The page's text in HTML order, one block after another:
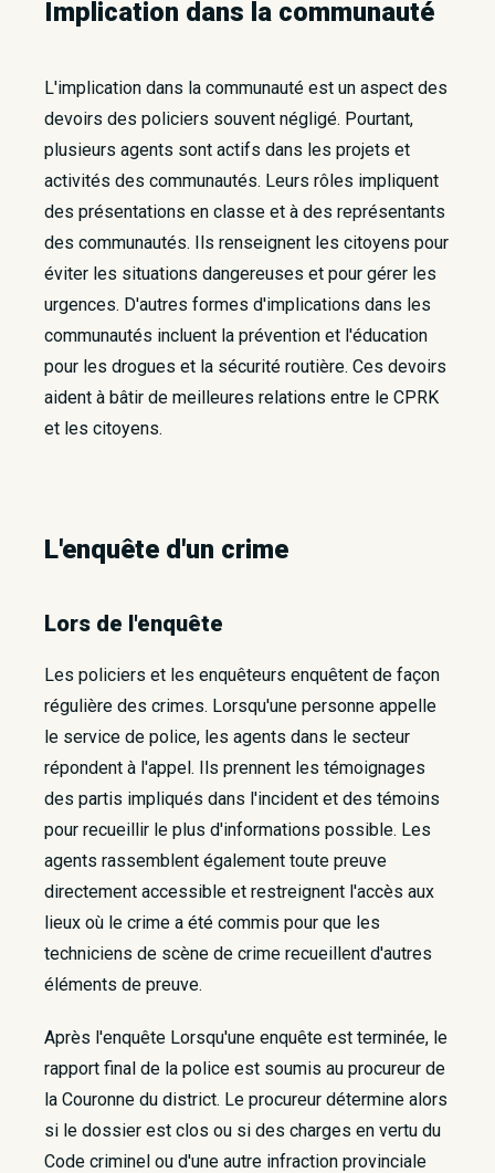
Implication dans la communauté
L'implication dans la communauté est un aspect des
devoirs des policiers souvent négligé. Pourtant,
plusieurs agents sont actifs dans les projets et
activités des communautés. Leurs rôles impliquent
des présentations en classe et à des représentants
des communautés. Ils renseignent les citoyens pour
éviter les situations dangereuses et pour gérer les
urgences. D'autres formes d'implications dans les
communautés incluent la prévention et l'éducation
pour les drogues et la sécurité routière. Ces devoirs
aident à bâtir de meilleures relations entre le CPRK
et les citoyens.
L'enquête d'un crime
Lors de l'enquête
Les policiers et les enquêteurs enquêtent de façon
régulière des crimes. Lorsqu'une personne appelle
le service de police, les agents dans le secteur
répondent à l'appel. Ils prennent les témoignages
des partis impliqués dans l'incident et des témoins
pour recueillir le plus d'informations possible. Les
agents rassemblent également toute preuve
directement accessible et restreignent l'accès aux
lieux où le crime a été commis pour que les
techniciens de scène de crime recueillent d'autres
éléments de preuve.
Après l'enquête Lorsqu'une enquête est terminée, le
rapport final de la police est soumis au procureur de
la Couronne du district. Le procureur détermine alors
si le dossier est clos ou si des charges en vertu du
Code criminel ou d'une autre infraction provinciale